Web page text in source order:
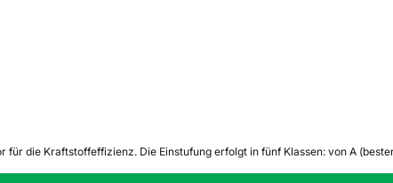
für die Kraftstoffeffizienz. Die Einstufung erfolgt in fünf Klassen: von A